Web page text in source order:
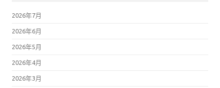
2026年7月
2026年6月
2026年5月
2026年4月
2026年3月